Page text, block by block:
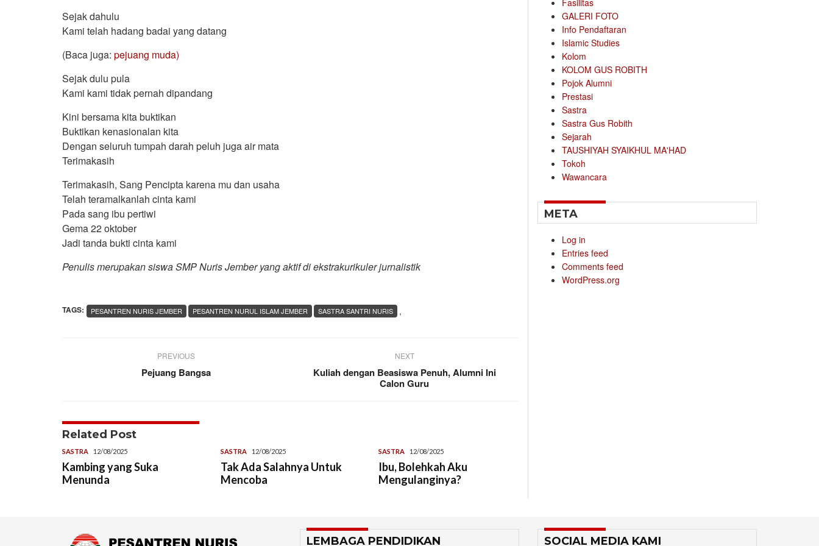
Sejak dahulu
Kami telah hadang badai yang datang
(Baca juga: pejuang muda)
Sejak dulu pula
Kami kami tidak pernah dipandang
Kini bersama kita buktikan
Buktikan kenasionalan kita
Dengan seluruh tumpah darah peluh juga air mata
Terimakasih
Terimakasih, Sang Pencipta karena mu dan usaha
Telah teramalkanlah cinta kami
Pada sang ibu pertiwi
Gema 22 oktober
Jadi tanda bukti cinta kami
Penulis merupakan siswa SMP Nuris Jember yang aktif di ekstrakurikuler jurnalistik
TAGS: ,
PESANTREN NURIS JEMBER PESANTREN NURUL ISLAM JEMBER SASTRA SANTRI NURIS
PREVIOUS
Pejuang Bangsa
NEXT
Kuliah dengan Beasiswa Penuh, Alumni Ini
Calon Guru
Related Post
SASTRA 12/08/2025
Kambing yang Suka
Menunda
SASTRA 12/08/2025
Tak Ada Salahnya Untuk
Mencoba
SASTRA 12/08/2025
Ibu, Bolehkah Aku
Mengulanginya?
Fasilitas
GALERI FOTO
Info Pendaftaran
Islamic Studies
Kolom
KOLOM GUS ROBITH
Pojok Alumni
Prestasi
Sastra
Sastra Gus Robith
Sejarah
TAUSHIYAH SYAIKHUL MA'HAD
Tokoh
Wawancara
META
Log in
Entries feed
Comments feed
WordPress.org
LEMBAGA PENDIDIKAN SOCIAL MEDIA KAMI